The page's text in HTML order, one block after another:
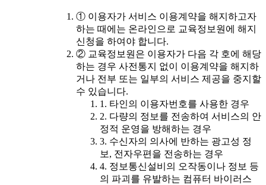
① 이용자가 서비스 이용계약을 해지하고자
하는 때에는 온라인으로 교육정보원에 해지
신청을 하여야 합니다.
② 교육정보원은 이용자가 다음 각 호에 해당
하는 경우 사전통지 없이 이용계약을 해지하
거나 전부 또는 일부의 서비스 제공을 중지할
수 있습니다.
1. 타인의 이용자번호를 사용한 경우
2. 다량의 정보를 전송하여 서비스의 안
정적 운영을 방해하는 경우
3. 수신자의 의사에 반하는 광고성 정
보, 전자우편을 전송하는 경우
4. 정보통신설비의 오작동이나 정보 등
의 파괴를 유발하는 컴퓨터 바이러스